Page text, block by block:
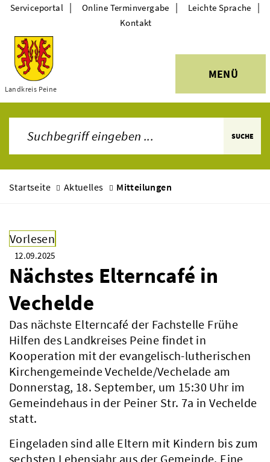
Themen
Landkreis Peine
MENÜ
Serviceportal | Online Terminvergabe | Leichte Sprache |
Kontakt
SUCHE
Startseite Aktuelles Mitteilungen
Vorlesen
12.09.2025
Nächstes Elterncafé in
Vechelde
Das nächste Elterncafé der Fachstelle Frühe
Hilfen des Landkreises Peine findet in
Kooperation mit der evangelisch-lutherischen
Kirchengemeinde Vechelde/Vechelade am
Donnerstag, 18. September, um 15:30 Uhr im
Gemeindehaus in der Peiner Str. 7a in Vechelde
statt.
Eingeladen sind alle Eltern mit Kindern bis zum
sechsten Lebensjahr aus der Gemeinde. Eine